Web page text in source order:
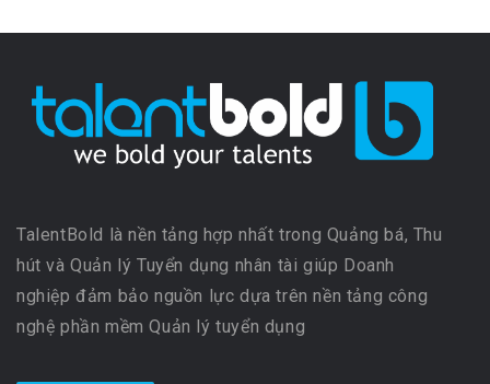
TalentBold là nền tảng hợp nhất trong Quảng bá, Thu
hút và Quản lý Tuyển dụng nhân tài giúp Doanh
nghiệp đảm bảo nguồn lực dựa trên nền tảng công
nghệ phần mềm Quản lý tuyển dụng